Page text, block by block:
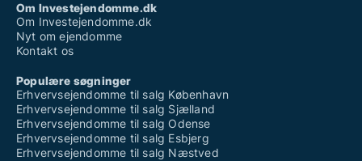
Om Investejendomme.dk
Om Investejendomme.dk
Nyt om ejendomme
Kontakt os
Populære søgninger
Erhvervsejendomme til salg København
Erhvervsejendomme til salg Sjælland
Erhvervsejendomme til salg Odense
Erhvervsejendomme til salg Esbjerg
Erhvervsejendomme til salg Næstved